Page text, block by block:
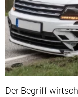
Der Begriff